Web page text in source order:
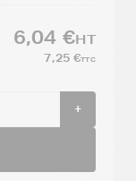
6,04 €HT
7,25 €TTC
+